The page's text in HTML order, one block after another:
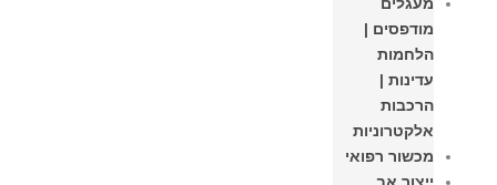
מודפסים |
הלחמות
עדינות |
הרכבות
אלקטרוניות
מכשור רפואי